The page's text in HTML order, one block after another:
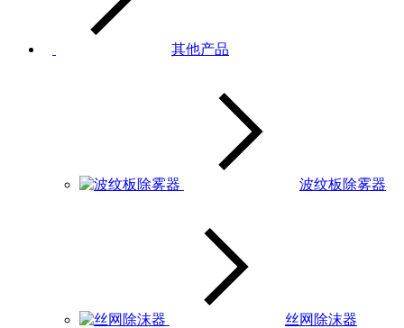
其他产品
波纹板除雾器
丝网除沫器